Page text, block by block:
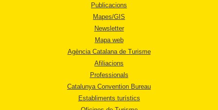
Publicacions
Mapes/GIS
Newsletter
Mapa web
Agència Catalana de Turisme
Afiliacions
Professionals
Catalunya Convention Bureau
Establiments turístics